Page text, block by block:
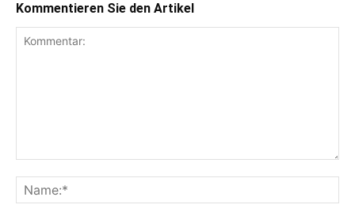
Kommentieren Sie den Artikel